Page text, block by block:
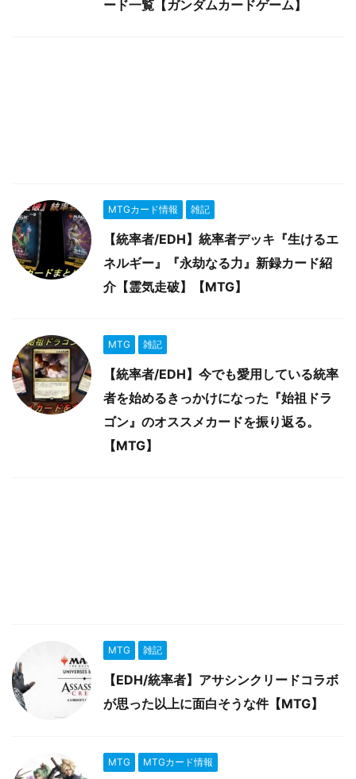
ード一覧【ガンダムカードゲーム】
MTGカード情報 雑記
【統率者/EDH】統率者デッキ『生けるエ
ネルギー』『永劫なる力』新録カード紹
介【霊気走破】【MTG】
MTG 雑記
【統率者/EDH】今でも愛用している統率
者を始めるきっかけになった『始祖ドラ
ゴン』のオススメカードを振り返る。
【MTG】
MTG 雑記
【EDH/統率者】アサシンクリードコラボ
が思った以上に面白そうな件【MTG】
MTG MTGカード情報